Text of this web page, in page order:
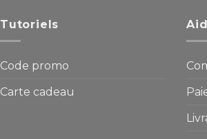
Tutoriels
Code promo
Carte cadeau